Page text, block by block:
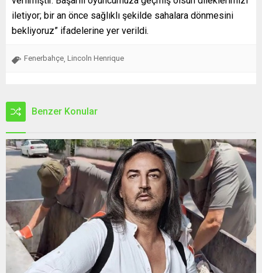
iletiyor; bir an önce sağlıklı şekilde sahalara dönmesini
bekliyoruz” ifadelerine yer verildi.
Fenerbahçe Lincoln Henrique
Benzer Konular